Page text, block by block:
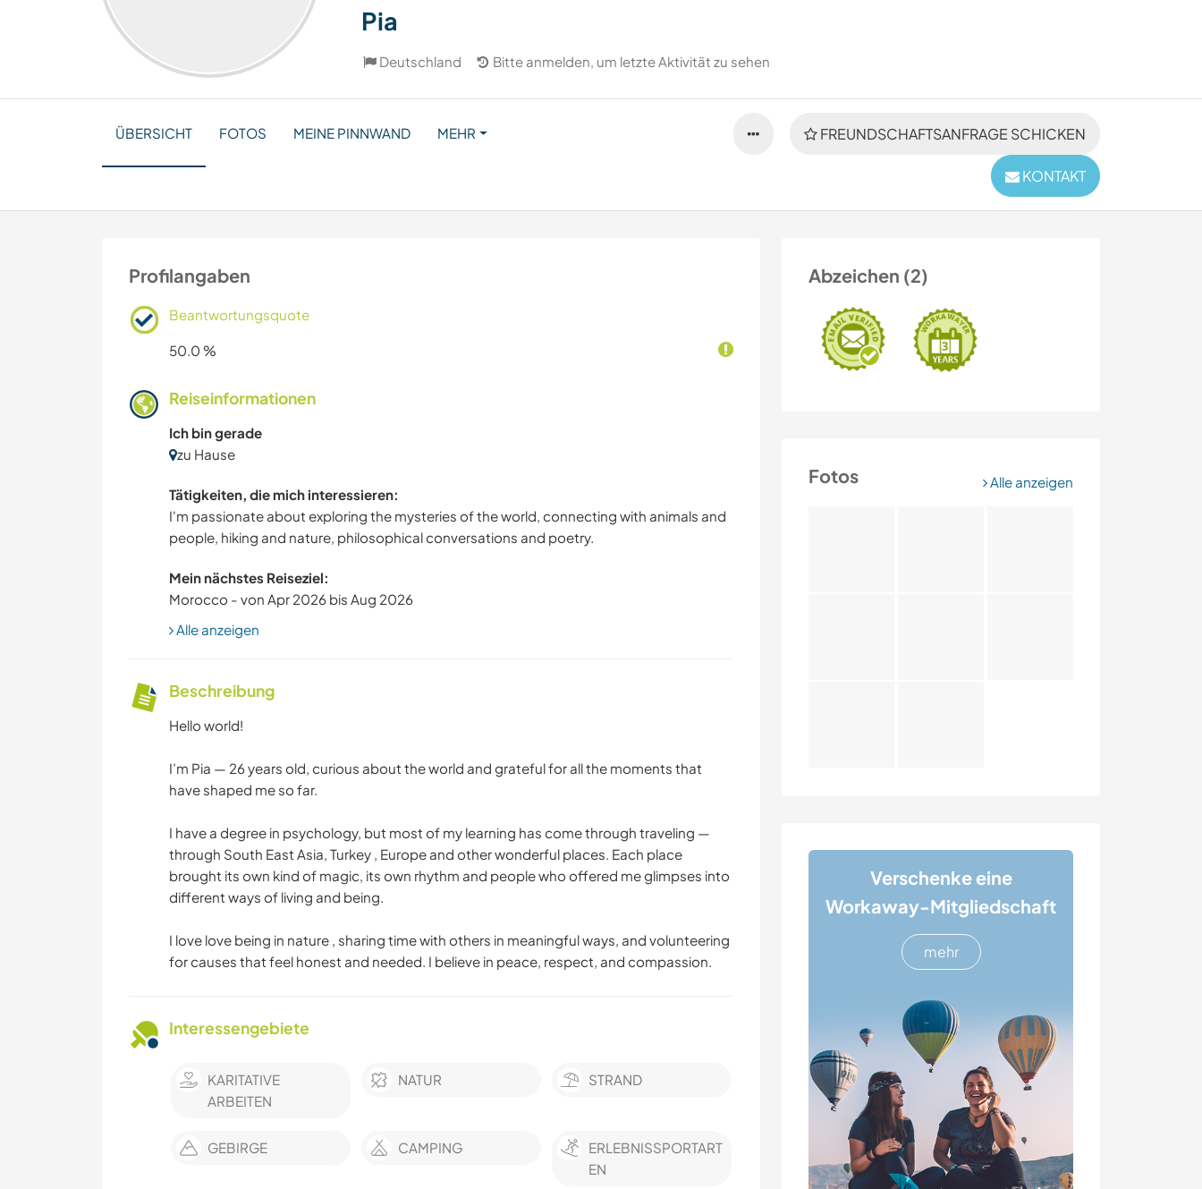
Pia
Deutschland Bitte anmelden, um letzte Aktivität zu sehen
FREUNDSCHAFTSANFRAGE SCHICKEN
KONTAKT
ÜBERSICHT FOTOS MEINE PINNWAND MEHR
Abzeichen (2)
Fotos Alle anzeigen
Verschenke eine
Workaway-Mitgliedschaft
mehr
Profilangaben
Beantwortungsquote
50.0 %
Reiseinformationen
Ich bin gerade
zu Hause
Tätigkeiten, die mich interessieren:
I'm passionate about exploring the mysteries of the world, connecting with animals and
people, hiking and nature, philosophical conversations and poetry.
Mein nächstes Reiseziel:
Morocco - von Apr 2026 bis Aug 2026
Alle anzeigen
Beschreibung
Hello world!
I’m Pia — 26 years old, curious about the world and grateful for all the moments that
have shaped me so far.
I have a degree in psychology, but most of my learning has come through traveling —
through South East Asia, Turkey , Europe and other wonderful places. Each place
brought its own kind of magic, its own rhythm and people who offered me glimpses into
different ways of living and being.
I love love being in nature , sharing time with others in meaningful ways, and volunteering
for causes that feel honest and needed. I believe in peace, respect, and compassion.
Interessengebiete
KARITATIVE
ARBEITEN
NATUR STRAND
GEBIRGE CAMPING
ERLEBNISSPORTART
EN